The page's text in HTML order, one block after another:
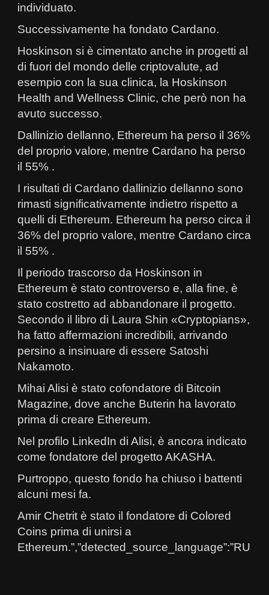
individuato.
Successivamente ha fondato Cardano.
Hoskinson si è cimentato anche in progetti al
di fuori del mondo delle criptovalute, ad
esempio con la sua clinica, la Hoskinson
Health and Wellness Clinic, che però non ha
avuto successo.
Dallinizio dellanno, Ethereum ha perso il 36%
del proprio valore, mentre Cardano ha perso
il 55% .
I risultati di Cardano dallinizio dellanno sono
rimasti significativamente indietro rispetto a
quelli di Ethereum. Ethereum ha perso circa il
36% del proprio valore, mentre Cardano circa
il 55% .
Il periodo trascorso da Hoskinson in
Ethereum è stato controverso e, alla fine, è
stato costretto ad abbandonare il progetto.
Secondo il libro di Laura Shin «Cryptopians»,
ha fatto affermazioni incredibili, arrivando
persino a insinuare di essere Satoshi
Nakamoto.
Mihai Alisi è stato cofondatore di Bitcoin
Magazine, dove anche Buterin ha lavorato
prima di creare Ethereum.
Nel profilo LinkedIn di Alisi, è ancora indicato
come fondatore del progetto AKASHA.
Purtroppo, questo fondo ha chiuso i battenti
alcuni mesi fa.
Amir Chetrit è stato il fondatore di Colored
Coins prima di unirsi a
Ethereum.”,”detected_source_language”:”RU